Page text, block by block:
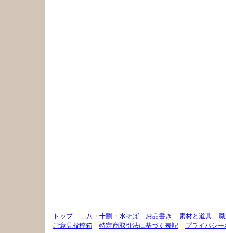
トップ 二八・十割・水そば お品書き 素材と道具
ご意見投稿箱
特定商取引法に基づく表記
プライバシ